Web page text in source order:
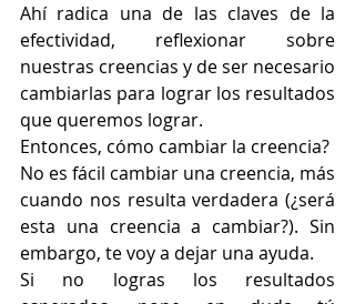
Ahí radica una de las claves de la
efectividad, reflexionar sobre
nuestras creencias y de ser necesario
cambiarlas para lograr los resultados
que queremos lograr.
Entonces, cómo cambiar la creencia?
No es fácil cambiar una creencia, más
cuando nos resulta verdadera (¿será
esta una creencia a cambiar?). Sin
embargo, te voy a dejar una ayuda.
Si no logras los resultados